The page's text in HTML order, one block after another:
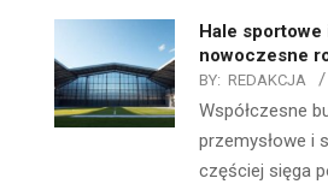
Hale
nowoczesne
BY: REDAKCJA
Współczesne
przemysłowe i
częściej sięga